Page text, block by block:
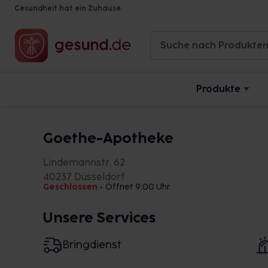
Gesundheit hat ein Zuhause
Produkte
Goethe-Apotheke
Lindemannstr. 62
40237 Düsseldorf
Geschlossen • Öffnet 9:00 Uhr
Unsere Services
Bringdienst